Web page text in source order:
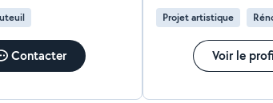
Contacter
des sacs de gravats.
Projet artistique
Voir le